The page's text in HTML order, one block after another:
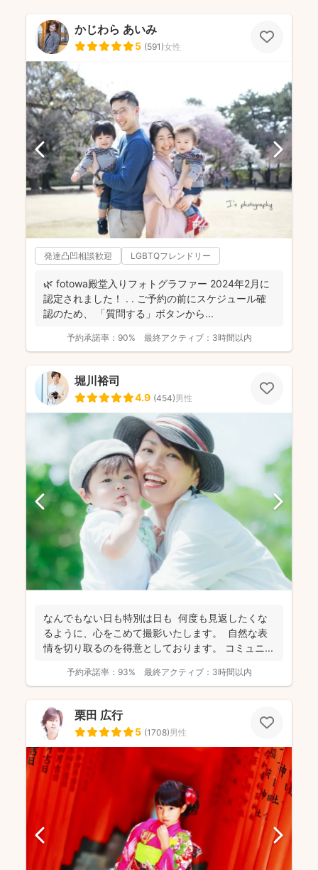
かじわら あいみ
5 (591)女性
発達凸凹相談歓迎 LGBTQフレンドリー
🌿 fotowa殿堂入りフォトグラファー 2024年2月に
認定されました！ . . ご予約の前にスケジュール確
認のため、 「質問する」ボタンから...
予約承諾率： 90% 最終アクティブ： 3時間以内
堀川裕司
4.9 (454)男性
なんでもない日も特別は日も 何度も見返したくな
るように、心をこめて撮影いたします。 自然な表
情を切り取るのを得意としております。 コミュニ...
予約承諾率： 93% 最終アクティブ： 3時間以内
栗田 広行
5 (1708)男性